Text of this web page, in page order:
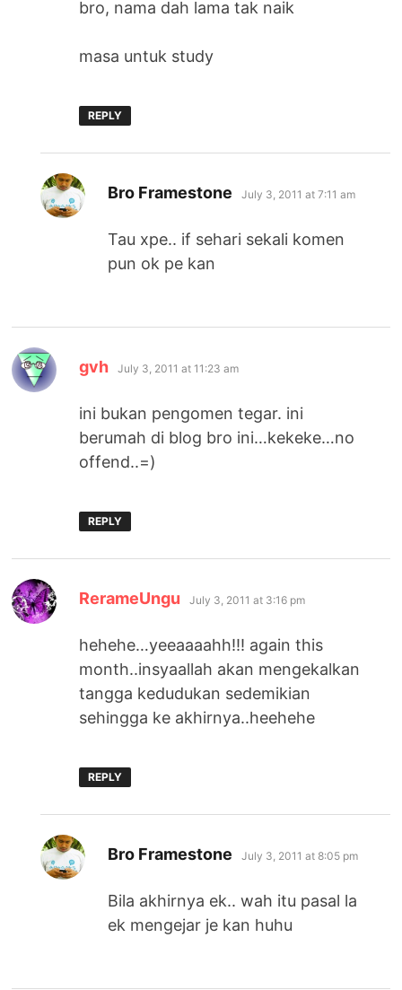
bro, nama dah lama tak naik
masa untuk study
REPLY
Bro Framestone says:
July 3, 2011 at 7:11 am
Tau xpe.. if sehari sekali komen
pun ok pe kan
gvh says:
July 3, 2011 at 11:23 am
ini bukan pengomen tegar. ini
berumah di blog bro ini…kekeke…no
offend..=)
REPLY
RerameUngu says:
July 3, 2011 at 3:16 pm
hehehe…yeeaaaahh!!! again this
month..insyaallah akan mengekalkan
tangga kedudukan sedemikian
sehingga ke akhirnya..heehehe
REPLY
Bro Framestone says:
July 3, 2011 at 8:05 pm
Bila akhirnya ek.. wah itu pasal la
ek mengejar je kan huhu